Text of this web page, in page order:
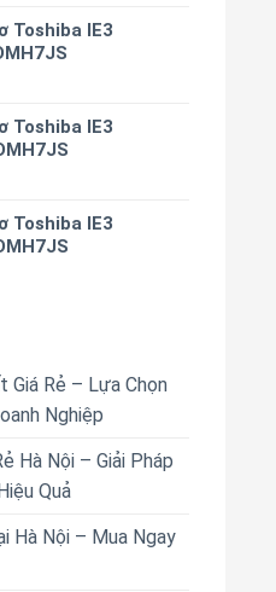
Toshiba IE3
Toshiba IE3
Toshiba IE3
Giá Rẻ – Lựa Chọn
Nghiệp
Hà Nội – Giải Pháp
Quả
Hà Nội – Mua Ngay